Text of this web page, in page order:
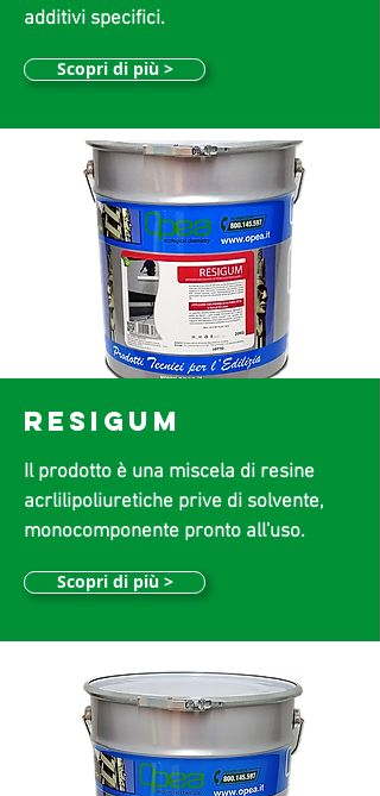
additivi specifici.
Scopri di più >
RESIGUM
Il prodotto è una miscela di resine
acrlilipoliuretiche prive di solvente,
monocomponente pronto all'uso.
Scopri di più >